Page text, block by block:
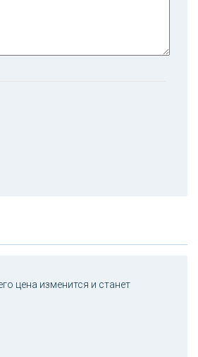
цена изменится и станет